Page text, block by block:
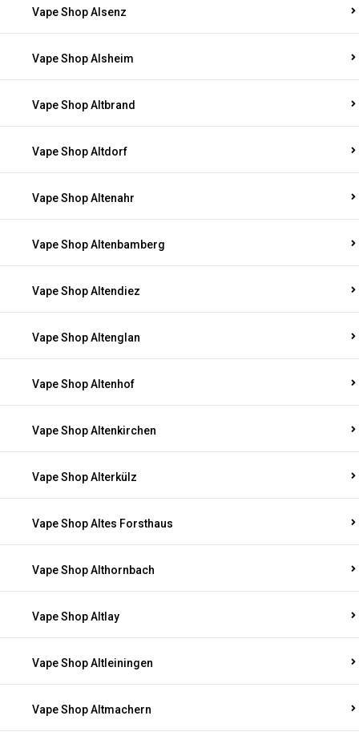
Vape Shop Alsenz
Vape Shop Alsheim
Vape Shop Altbrand
Vape Shop Altdorf
Vape Shop Altenahr
Vape Shop Altenbamberg
Vape Shop Altendiez
Vape Shop Altenglan
Vape Shop Altenhof
Vape Shop Altenkirchen
Vape Shop Alterkülz
Vape Shop Altes Forsthaus
Vape Shop Althornbach
Vape Shop Altlay
Vape Shop Altleiningen
Vape Shop Altmachern